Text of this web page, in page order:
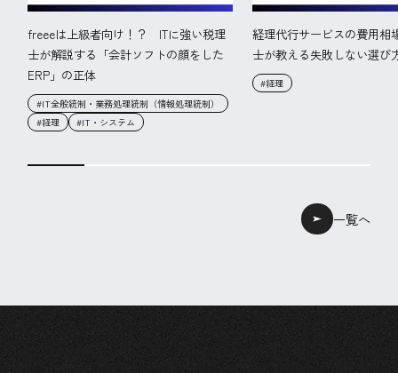
一覧へ
freeeは上級者向け！？ ITに強い税理
士が解説する「会計ソフトの顔をした
ERP」の正体
#IT全般統制・業務処理統制（情報処理統制）
#経理
#IT・システム
経理代行サービスの費用相
士が教える失敗しない選び
#経理